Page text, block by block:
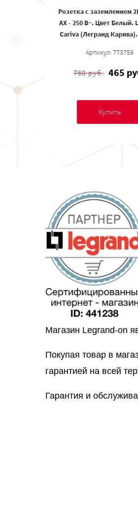
Розетка с заземлением
AX - 250 В~. Цвет Белый.
Cariva (Легранд Карива).
Артикул: 773759
760 руб. 465
Купить
Магазин Legrand-on
Покупая товар в
гарантией на всей
Гарантия и